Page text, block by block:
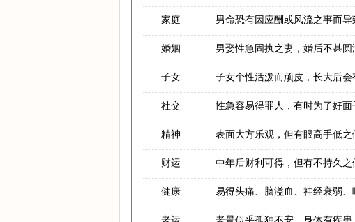
家庭 男命恐有因应酬或风流之事而
婚姻 男娶性急固执之妻，婚后不甚圆
子女 子女个性活泼而顽皮，长大后会
社交 性急容易得罪人，有时为了好面
精神 表面大方乐观，但有眼高手低之
财运 中年后财利可得，但有不持久之
健康 易得头痛、脑溢血、神经衰弱、